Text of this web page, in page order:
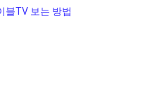
블TV 보는 방법